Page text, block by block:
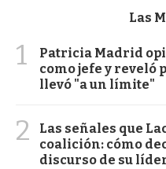
Las
1
Patricia Madrid
como jefe y reveló
llevó "a un límite"
2
Las señales que
coalición: cómo
discurso de su